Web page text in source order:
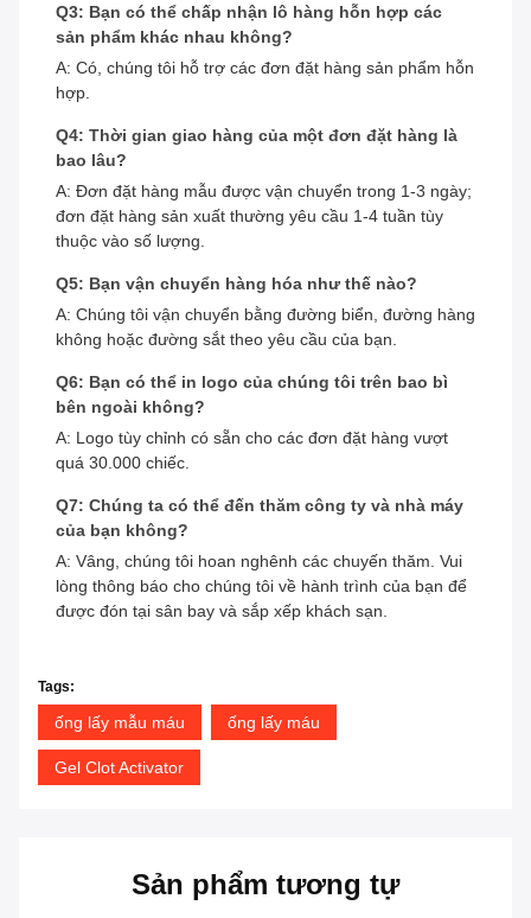
Q3: Bạn có thể chấp nhận lô hàng hỗn hợp các
sản phẩm khác nhau không?
A: Có, chúng tôi hỗ trợ các đơn đặt hàng sản phẩm hỗn
hợp.
Q4: Thời gian giao hàng của một đơn đặt hàng là
bao lâu?
A: Đơn đặt hàng mẫu được vận chuyển trong 1-3 ngày;
đơn đặt hàng sản xuất thường yêu cầu 1-4 tuần tùy
thuộc vào số lượng.
Q5: Bạn vận chuyển hàng hóa như thế nào?
A: Chúng tôi vận chuyển bằng đường biển, đường hàng
không hoặc đường sắt theo yêu cầu của bạn.
Q6: Bạn có thể in logo của chúng tôi trên bao bì
bên ngoài không?
A: Logo tùy chỉnh có sẵn cho các đơn đặt hàng vượt
quá 30.000 chiếc.
Q7: Chúng ta có thể đến thăm công ty và nhà máy
của bạn không?
A: Vâng, chúng tôi hoan nghênh các chuyến thăm. Vui
lòng thông báo cho chúng tôi về hành trình của bạn để
được đón tại sân bay và sắp xếp khách sạn.
Tags:
ống lấy mẫu máu ống lấy máu
Gel Clot Activator
Sản phẩm tương tự